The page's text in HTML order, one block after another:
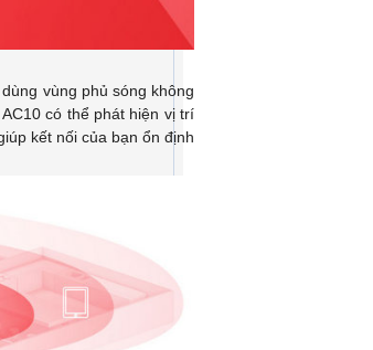
vùng phủ sóng không
có thể phát hiện vị trí
kết nối của bạn ổn định